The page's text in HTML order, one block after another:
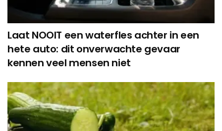
Laat NOOIT een waterfles achter in een
hete auto: dit onverwachte gevaar
kennen veel mensen niet